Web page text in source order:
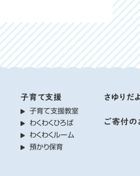
子育て支援
子育て支援教室
わくわくひろば
わくわくルーム
預かり保育
さゆりだ
ご寄付の